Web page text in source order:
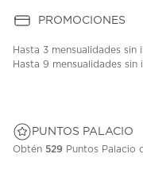
PROMOCIONES
Hasta 3 mensualidades sin
Hasta 9 mensualidades sin
PUNTOS PALACIO
Obtén 529 Puntos Palacio